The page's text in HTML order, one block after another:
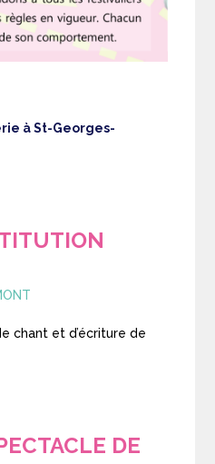
à St-Georges-
chant et d’écriture de
DE